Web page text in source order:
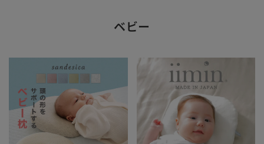
ベビー